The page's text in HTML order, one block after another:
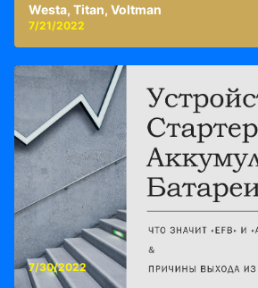
Westa, Titan, Voltman
7/21/2022
7/30/2022